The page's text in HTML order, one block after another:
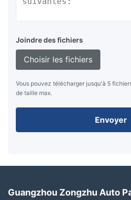
Joindre des fichiers
Choisir les fichiers
Vous pouvez télécharger jusqu'à 5
de taille max.
Envoyer
Guangzhou Zongzhu Auto